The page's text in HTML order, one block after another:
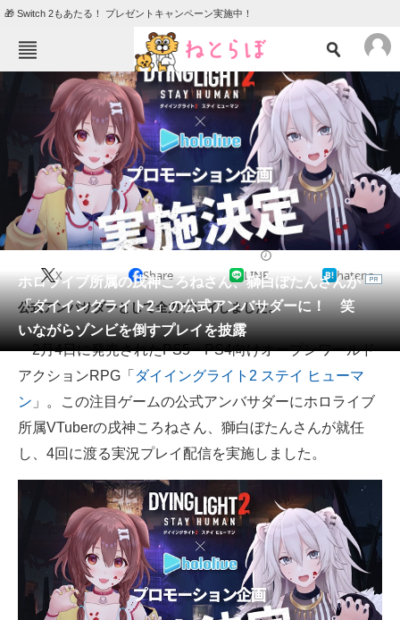
🎁 Switch 2もあたる！ プレゼントキャンペーン実施中！
ねとらぼメニュー
ニュース
エンタメ クイズ
グルメ 地域
住まい 教育・育児
動物 リサーチ
会員記事
メディア
注目記事を集めた総合ページ
ITの今と未来を見通す
スマホと通信の最新トレンド
好きが集まる 比べて選べる
ビジネスと働き方のヒント
AI活用のいまが分かる
ホロライブ所属の戌神ころねさん、獅白ぼたんさんが
「ダイイングライト2」の公式アンバサダーに！ 笑
いながらゾンビを倒すプレイを披露
X Share LINE hatena
公式アンバサダーとして全力プレイしました。
2月4日に発売されたPS5・PS4向けオープンワールド
アクションRPG「 ダイイングライト2 ステイ ヒューマ
ン 」。この注目ゲームの公式アンバサダーにホロライブ
所属VTuberの戌神ころねさん、獅白ぼたんさんが就任
し、4回に渡る実況プレイ配信を実施しました。